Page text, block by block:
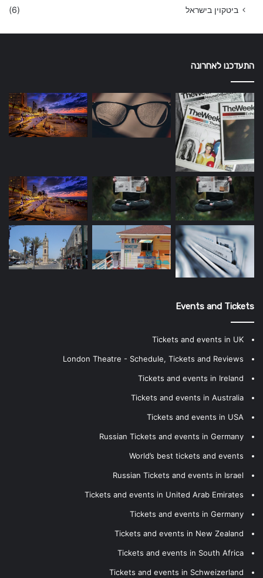
ביטקוין בישראל (6)
התעדכנו לאחרונה
Events and Tickets
Tickets and events in UK
London Theatre - Schedule, Tickets and Reviews
Tickets and events in Ireland
Tickets and events in Australia
Tickets and events in USA
Russian Tickets and events in Germany
World’s best tickets and events
Russian Tickets and events in Israel
Tickets and events in United Arab Emirates
Tickets and events in Germany
Tickets and events in New Zealand
Tickets and events in South Africa
Tickets and events in Schweizerland